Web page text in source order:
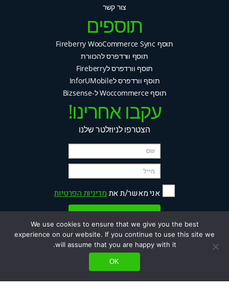
צור קשר
תוספים
תוסף Fireberry WooCommerce Sync
תוסף וורדפרס להכוורת
תוסף וורדפרס לFireberry
תוסף וורדפרס לInforUMobile
תוסף Woccommerce ל-Bizsense
עקבו אחרינו!
הצטרפו לניוזלטר שלנו
אני מאשר/ת אתמדיניות הפרטיות
Please leave this field empty.
תנאי רכישה ומדיניות החזרים כספיים
We use cookies to ensure that we give you the best
experience on our website. If you continue to use this site we
will assume that you are happy with it.
OK